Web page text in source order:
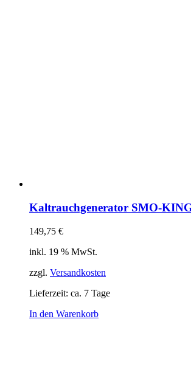
Kaltrauchgenerator SMO-
149,75 €
inkl. 19 % MwSt.
zzgl. Versandkosten
Lieferzeit: ca. 7 Tage
In den Warenkorb